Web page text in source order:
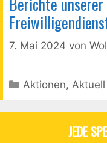
7. Mai 2024 von
Kategorien
Aktionen,Aktuell
JEDE